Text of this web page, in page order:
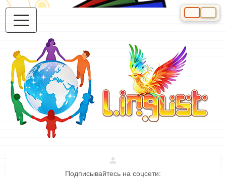
Подписывайтесь на соцсети: